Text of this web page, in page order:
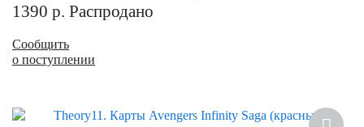
1390 р. Распродано
Сообщить
о поступлении